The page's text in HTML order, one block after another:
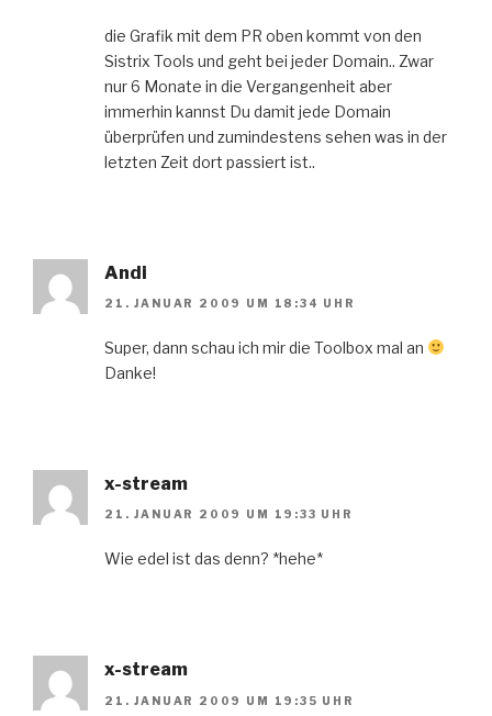
die Grafik mit dem PR oben kommt von den
Sistrix Tools und geht bei jeder Domain.. Zwar
nur 6 Monate in die Vergangenheit aber
immerhin kannst Du damit jede Domain
überprüfen und zumindestens sehen was in der
letzten Zeit dort passiert ist..
Andi
21. JANUAR 2009 UM 18:34 UHR
Super, dann schau ich mir die Toolbox mal an
Danke!
x-stream
21. JANUAR 2009 UM 19:33 UHR
Wie edel ist das denn? *hehe*
x-stream
21. JANUAR 2009 UM 19:35 UHR